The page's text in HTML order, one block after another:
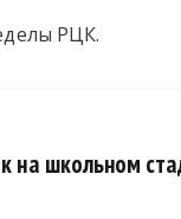
РЦК.
на школьном